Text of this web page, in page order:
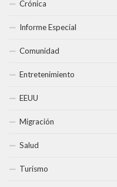
Crónica
Informe Especial
Comunidad
Entretenimiento
EEUU
Migración
Salud
Turismo